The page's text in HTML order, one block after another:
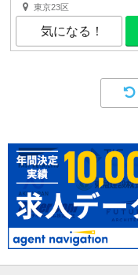
東京23区
気になる！